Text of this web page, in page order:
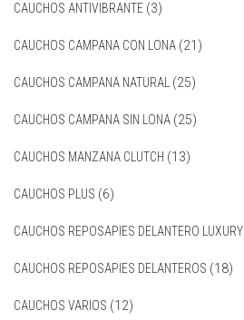
CAUCHOS ANTIVIBRANTE (3)
CAUCHOS CAMPANA CON LONA (21)
CAUCHOS CAMPANA NATURAL (25)
CAUCHOS CAMPANA SIN LONA (25)
CAUCHOS MANZANA CLUTCH (13)
CAUCHOS PLUS (6)
CAUCHOS REPOSAPIES DELANTERO LUXURY
CAUCHOS REPOSAPIES DELANTEROS (18)
CAUCHOS VARIOS (12)